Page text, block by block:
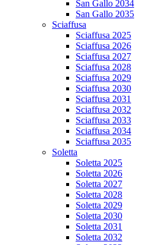
San Gallo 2034
San Gallo 2035
Sciaffusa
Sciaffusa 2025
Sciaffusa 2026
Sciaffusa 2027
Sciaffusa 2028
Sciaffusa 2029
Sciaffusa 2030
Sciaffusa 2031
Sciaffusa 2032
Sciaffusa 2033
Sciaffusa 2034
Sciaffusa 2035
Soletta
Soletta 2025
Soletta 2026
Soletta 2027
Soletta 2028
Soletta 2029
Soletta 2030
Soletta 2031
Soletta 2032